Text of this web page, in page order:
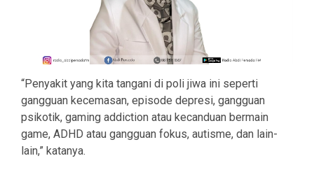
“Penyakit yang kita tangani di poli jiwa ini seperti
gangguan kecemasan, episode depresi, gangguan
psikotik, gaming addiction atau kecanduan bermain
game, ADHD atau gangguan fokus, autisme, dan lain-
lain,” katanya.